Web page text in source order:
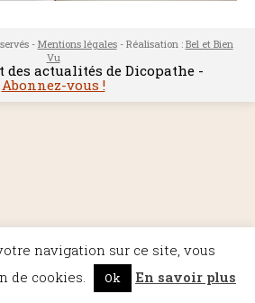
- Mentions légales- Réalisation : Bel et Bien
Vu
des actualités de Dicopathe -
Abonnez-vous !
navigation sur ce site, vous
de cookies.
Ok En savoir plus